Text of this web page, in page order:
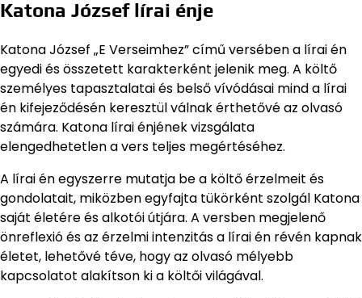
Katona József lírai énje
Katona József „E Verseimhez” című versében a lírai én
egyedi és összetett karakterként jelenik meg. A költő
személyes tapasztalatai és belső vívódásai mind a lírai
én kifejeződésén keresztül válnak érthetővé az olvasó
számára. Katona lírai énjének vizsgálata
elengedhetetlen a vers teljes megértéséhez.
A lírai én egyszerre mutatja be a költő érzelmeit és
gondolatait, miközben egyfajta tükörként szolgál Katona
saját életére és alkotói útjára. A versben megjelenő
önreflexió és az érzelmi intenzitás a lírai én révén kapnak
életet, lehetővé téve, hogy az olvasó mélyebb
kapcsolatot alakítson ki a költői világával.